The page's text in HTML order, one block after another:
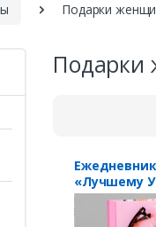
Подарки
«Лучшему
розовый